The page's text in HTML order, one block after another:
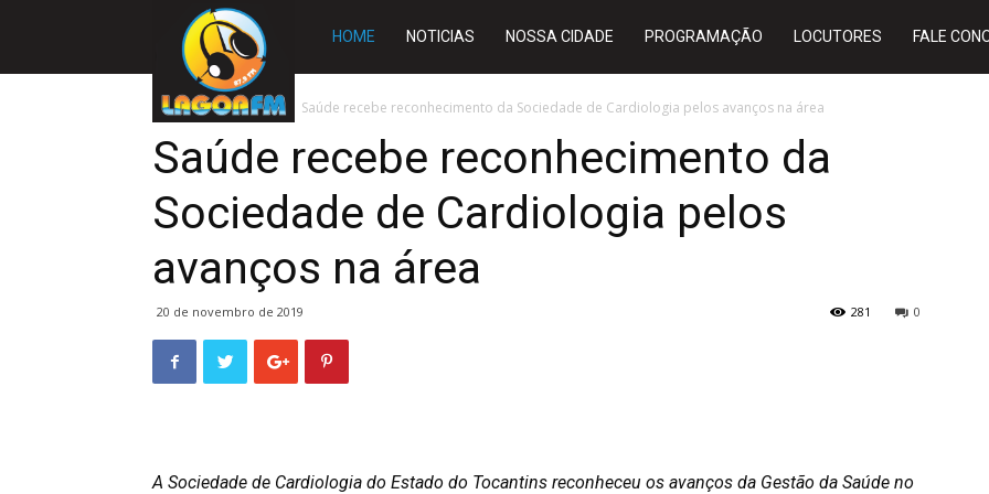
Rádio
Lagoa
FM
HOME NOTICIAS NOSSA CIDADE PROGRAMAÇÃO LOCUTORES FALE
Início TOCANTINS Saúde recebe reconhecimento da Sociedade de Cardiologia pelos avanços na área
Saúde recebe reconhecimento da
Sociedade de Cardiologia pelos
avanços na área
20 de novembro de 2019 0
281
A Sociedade de Cardiologia do Estado do Tocantins reconheceu os avanços da Gestão da Saúde no